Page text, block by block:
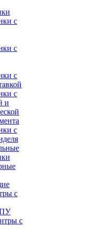
с
с
с
с
и
с
с
с